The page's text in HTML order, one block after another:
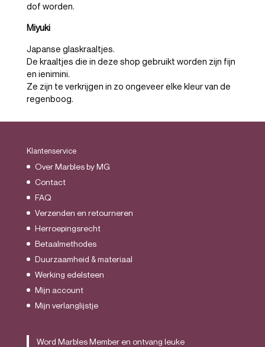
dof worden.
Miyuki
Japanse glaskraaltjes.
De kraaltjes die in deze shop gebruikt worden zijn fijn
en ienimini.
Ze zijn te verkrijgen in zo ongeveer elke kleur van de
regenboog.
Klantenservice
Over Marbles by MG
Contact
FAQ
Verzenden en retourneren
Herroepingsrecht
Betaalmethodes
Duurzaamheid & materiaal
Werking edelsteen
Mijn account
Mijn verlanglijstje
Word Marbles Member en ontvang leuke